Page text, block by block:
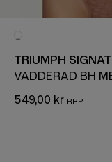
TRIUMPH
VADDERAD BH
549,00 kr